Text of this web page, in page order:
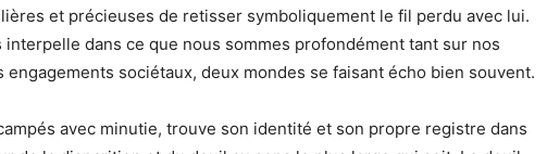
et précieuses de retisser symboliquement le fil perdu avec lui.
interpelle dans ce que nous sommes profondément tant sur nos
sociétaux, deux mondes se faisant écho bien souvent.
avec minutie, trouve son identité et son propre registre dans